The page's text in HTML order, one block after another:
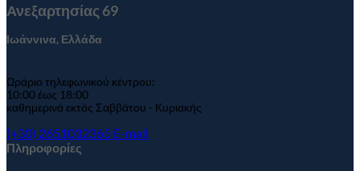
Ανεξαρτησίας 69
Ιωάννινα, Ελλάδα
Ωράριο τηλεφωνικού κέντρου:
10:00 έως 18:00
καθημερινάεκτός Σαββάτου - Κυριακής
(+30) 2651032365 E-mail
Πληροφορίες